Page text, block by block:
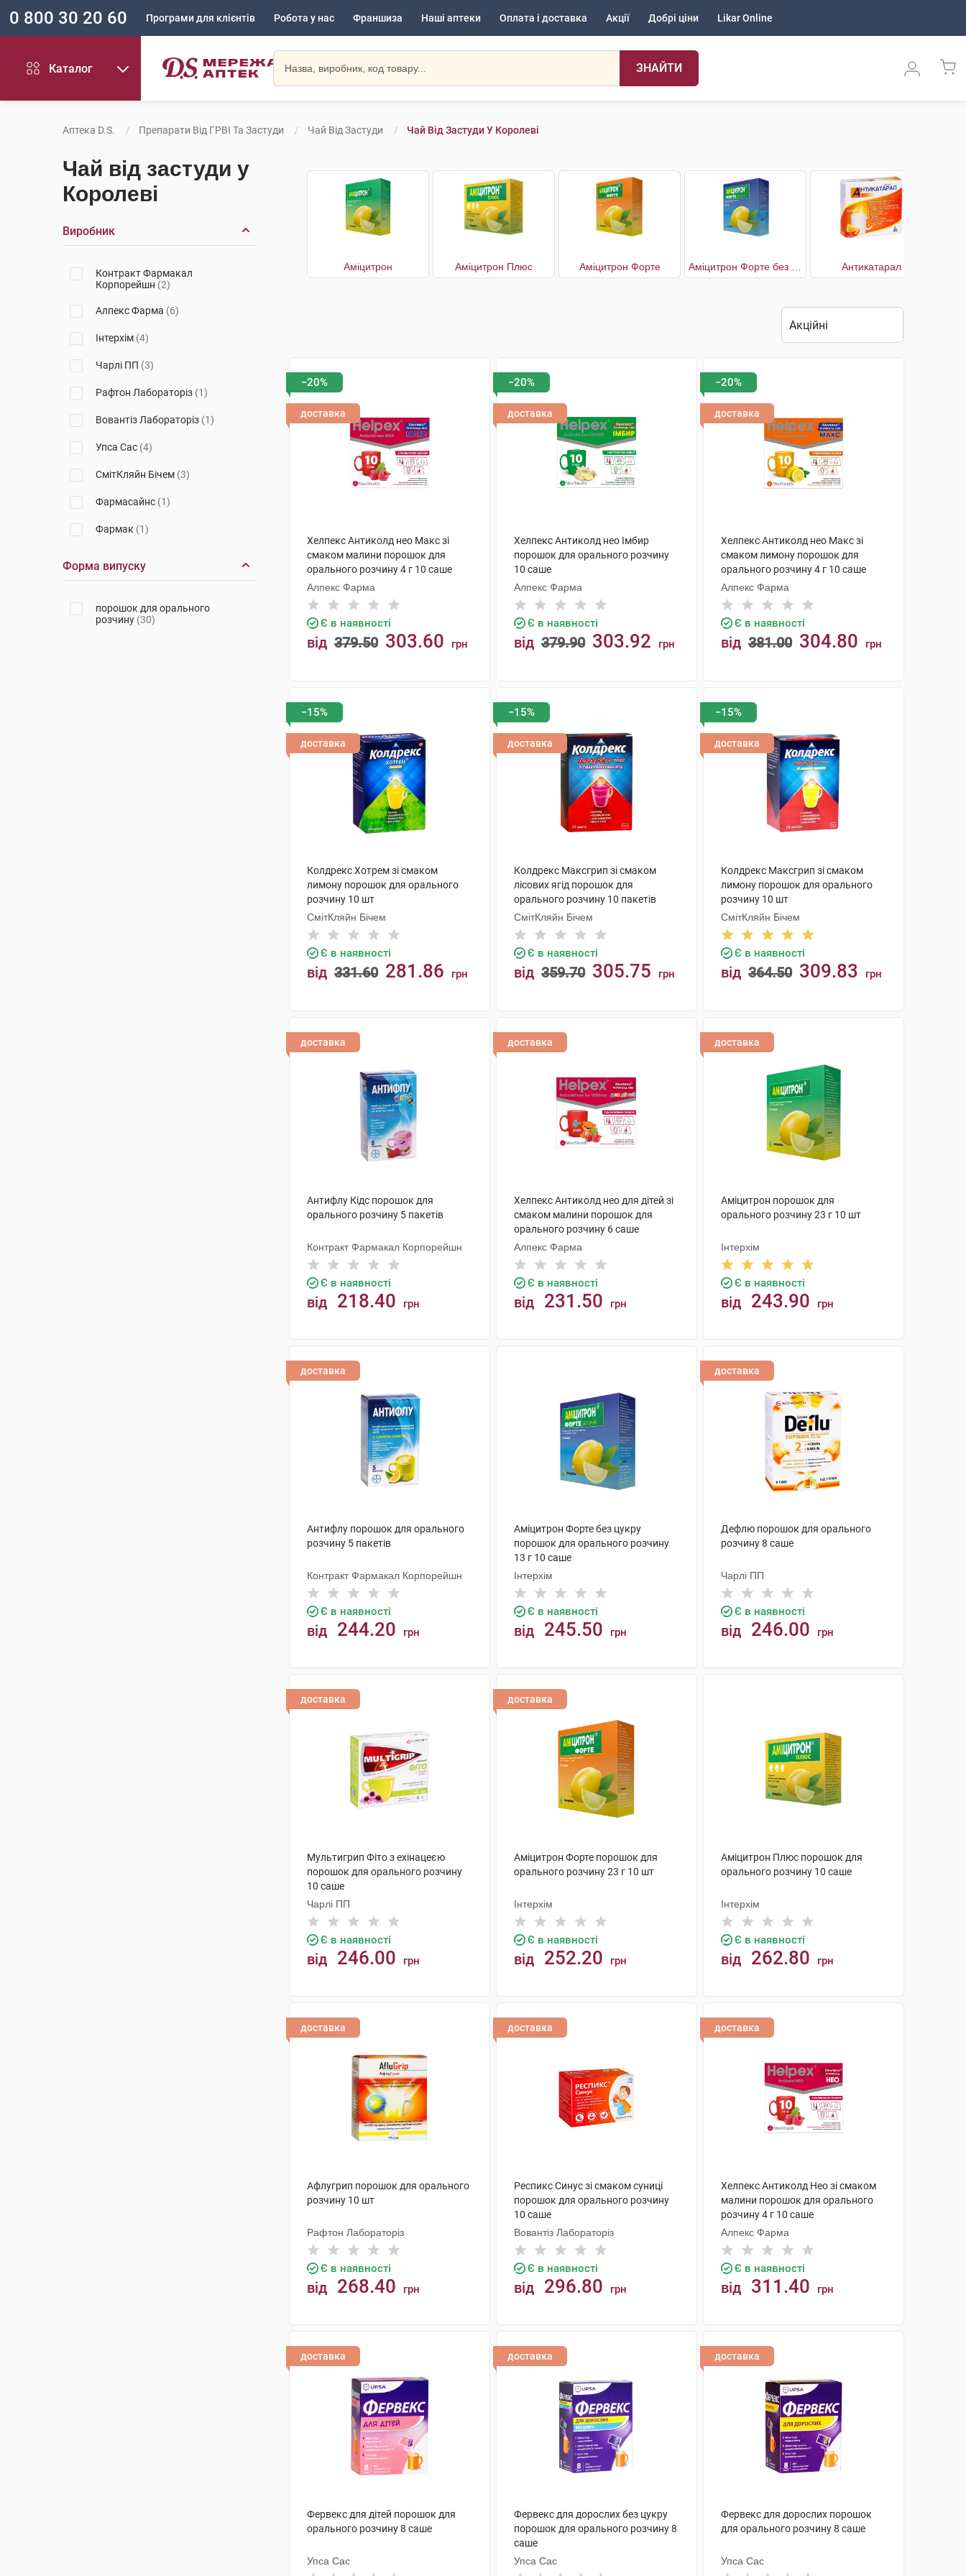
0 800 30 20 60 Програми для клієнтів Робота у нас Франшиза Наші аптеки Оплата і доставка Акції Добрі ціни Likar Online
Каталог ЗНАЙТИ
Аптека D.S. Препарати Від ГРВІ Та Застуди Чай Від Застуди Чай Від Застуди У Королеві
Чай від застуди у
Королеві
Виробник
Контракт Фармакал
Корпорейшн (2)
Алпекс Фарма (6)
Інтерхім (4)
Чарлі ПП (3)
Рафтон Лабораторіз (1)
Вовантіз Лабораторіз (1)
Упса Сас (4)
СмітКляйн Бічем (3)
Фармасайнс (1)
Фармак (1)
Евертоджен Лайф Саєнсиз(1)
Лабораторіос Алкала Фарма
(1)
Форма випуску
порошок для орального
розчину (30)
Аміцитрон Аміцитрон Плюс Аміцитрон Форте Антикатарал
−20%
доставка
Хелпекс Антиколд нео Макс зі
смаком малини порошок для
орального розчину 4 г 10 саше
Алпекс Фарма
Є в наявності
від 379.50 303.60 грн
−20%
доставка
Хелпекс Антиколд нео Імбир
порошок для орального розчину
10 саше
Алпекс Фарма
Є в наявності
від 379.90 303.92 грн
−20%
доставка
Хелпекс Антиколд нео Макс зі
смаком лимону порошок для
орального розчину 4 г 10 саше
Алпекс Фарма
Є в наявності
від 381.00 304.80 грн
−15%
доставка
Колдрекс Хотрем зі смаком
лимону порошок для орального
розчину 10 шт
СмітКляйн Бічем
Є в наявності
від 331.60 281.86 грн
−15%
доставка
Колдрекс Максгрип зі смаком
лісових ягід порошок для
орального розчину 10 пакетів
СмітКляйн Бічем
Є в наявності
від 359.70 305.75 грн
−15%
доставка
Колдрекс Максгрип зі смаком
лимону порошок для орального
розчину 10 шт
СмітКляйн Бічем
Є в наявності
від 364.50 309.83 грн
доставка
Антифлу Кідс порошок для
орального розчину 5 пакетів
Контракт Фармакал Корпорейшн
Є в наявності
від 218.40 грн
доставка
Хелпекс Антиколд нео для дітей зі
смаком малини порошок для
орального розчину 6 саше
Алпекс Фарма
Є в наявності
від 231.50 грн
доставка
Аміцитрон порошок для
орального розчину 23 г 10 шт
Інтерхім
Є в наявності
від 243.90 грн
доставка
Антифлу порошок для орального
розчину 5 пакетів
Контракт Фармакал Корпорейшн
Є в наявності
від 244.20 грн
Аміцитрон Форте без цукру
порошок для орального розчину
13 г 10 саше
Інтерхім
Є в наявності
від 245.50 грн
доставка
Дефлю порошок для орального
розчину 8 саше
Чарлі ПП
Є в наявності
від 246.00 грн
доставка
Мультигрип Фіто з ехінацеєю
порошок для орального розчину
10 саше
Чарлі ПП
Є в наявності
від 246.00 грн
доставка
Аміцитрон Форте порошок для
орального розчину 23 г 10 шт
Інтерхім
Є в наявності
від 252.20 грн
Аміцитрон Плюс порошок для
орального розчину 10 саше
Інтерхім
Є в наявності
від 262.80 грн
доставка
Афлугрип порошок для орального
розчину 10 шт
Рафтон Лабораторіз
Є в наявності
від 268.40 грн
доставка
Респикс Синус зі смаком суниці
порошок для орального розчину
10 саше
Вовантіз Лабораторіз
Є в наявності
від 296.80 грн
доставка
Хелпекс Антиколд Нео зі смаком
малини порошок для орального
розчину 4 г 10 саше
Алпекс Фарма
Є в наявності
від 311.40 грн
доставка
Фервекс для дітей порошок для
орального розчину 8 саше
Упса Сас
доставка
Фервекс для дорослих без цукру
порошок для орального розчину 8
саше
Упса Сас
доставка
Фервекс для дорослих порошок
для орального розчину 8 саше
Упса Сас